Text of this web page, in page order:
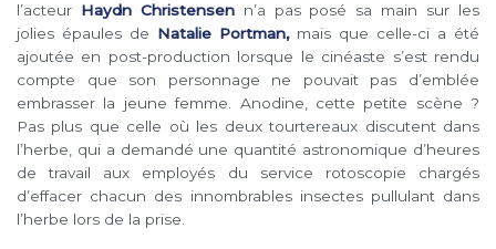
l’acteur Haydn Christensenn’a pas posé sa main sur les
jolies épaules de Natalie Portman, mais que celle-ci a été
ajoutée en post-production lorsque le cinéaste s’est rendu
compte que son personnage ne pouvait pas d’emblée
embrasser la jeune femme. Anodine, cette petite scène ?
Pas plus que celle où les deux tourtereaux discutent dans
l’herbe, qui a demandé une quantité astronomique d’heures
de travail aux employés du service rotoscopie chargés
d’effacer chacun des innombrables insectes pullulant dans
l’herbe lors de la prise.